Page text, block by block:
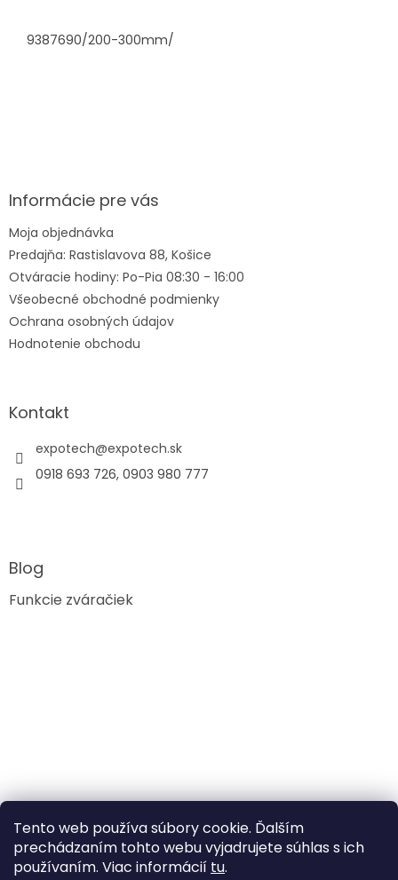
Tento web používa súbory cookie. Ďalším
prechádzaním tohto webu vyjadrujete súhlas s ich
používaním. Viac informácií tu.
9387690/200-300mm/
ä
e
Informácie pre vás
Moja objednávka
Predajňa: Rastislavova 88, Košice
Otváracie hodiny: Po-Pia 08:30 - 16:00
Všeobecné obchodné podmienky
Ochrana osobných údajov
Hodnotenie obchodu
Kontakt
expotech@expotech.sk
0918 693 726, 0903 980 777
Blog
Funkcie zváračiek